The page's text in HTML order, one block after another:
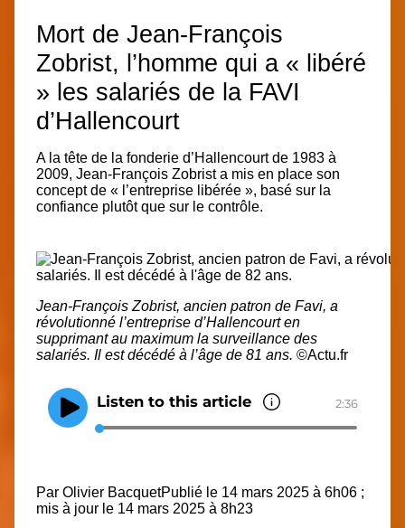
Mort de Jean-François
Zobrist, l’homme qui a « libéré
» les salariés de la FAVI
d’Hallencourt
A la tête de la fonderie d’Hallencourt de 1983 à
2009, Jean-François Zobrist a mis en place son
concept de « l’entreprise libérée », basé sur la
confiance plutôt que sur le contrôle.
Jean-François Zobrist, ancien patron de Favi, a
révolutionné l’entreprise d’Hallencourten
supprimant au maximum la surveillance des
salariés. Il est décédé à l’âge de 81 ans. ©Actu.fr
Par Olivier BacquetPublié le 14 mars 2025 à 6h06 ;
mis à jour le 14 mars 2025 à 8h23